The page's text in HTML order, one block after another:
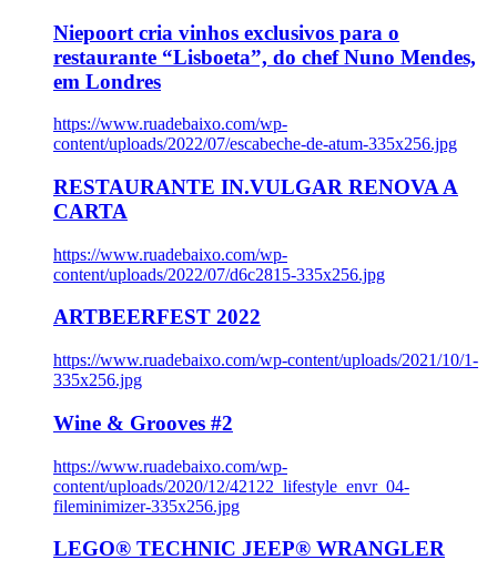
Niepoort cria vinhos exclusivos para o
restaurante “Lisboeta”, do chef Nuno Mendes,
em Londres
https://www.ruadebaixo.com/wp-
content/uploads/2022/07/escabeche-de-atum-335x256.jpg
RESTAURANTE IN.VULGAR RENOVA A
CARTA
https://www.ruadebaixo.com/wp-
content/uploads/2022/07/d6c2815-335x256.jpg
ARTBEERFEST 2022
https://www.ruadebaixo.com/wp-content/uploads/2021/10/1-
335x256.jpg
Wine & Grooves #2
https://www.ruadebaixo.com/wp-
content/uploads/2020/12/42122_lifestyle_envr_04-
fileminimizer-335x256.jpg
LEGO® TECHNIC JEEP® WRANGLER